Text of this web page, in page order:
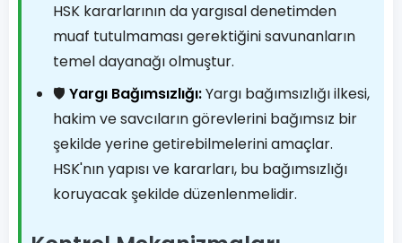
HSK kararlarının da yargısal denetimden
muaf tutulmaması gerektiğini savunanların
temel dayanağı olmuştur.
🛡️ Yargı Bağımsızlığı:Yargı bağımsızlığı ilkesi,
hakim ve savcıların görevlerini bağımsız bir
şekilde yerine getirebilmelerini amaçlar.
HSK'nın yapısı ve kararları, bu bağımsızlığı
koruyacak şekilde düzenlenmelidir.